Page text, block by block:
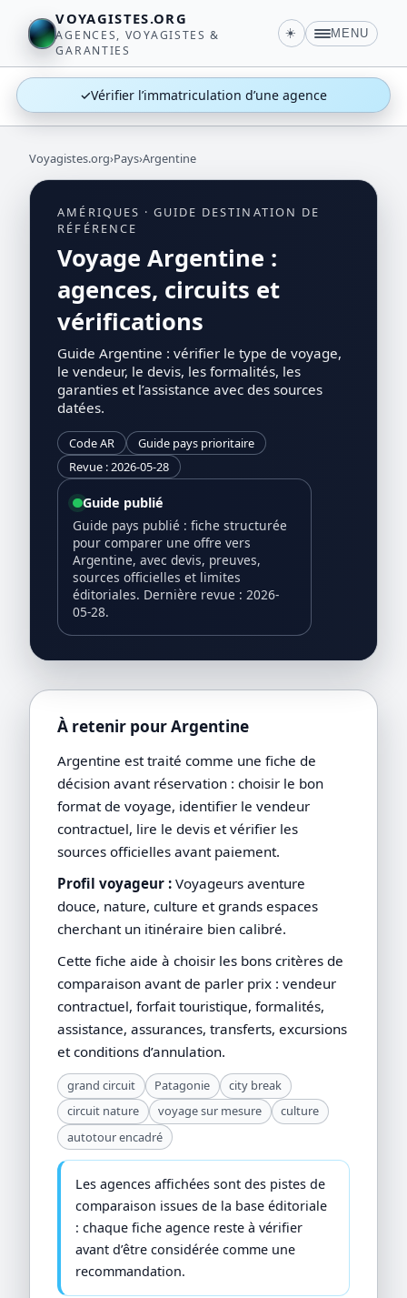
VOYAGISTES.ORG
AGENCES, VOYAGISTES &
GARANTIES
☀️ MENU
✓Vérifier l’immatriculation d’une agence
Voyagistes.org›Pays›Argentine
AMÉRIQUES · GUIDE DESTINATION DE
RÉFÉRENCE
Voyage Argentine :
agences, circuits et
vérifications
Guide Argentine : vérifier le type de voyage,
le vendeur, le devis, les formalités, les
garanties et l’assistance avec des sources
datées.
Code AR
Guide pays prioritaire
Revue : 2026-05-28
Guide publié
Guide pays publié : fiche structurée
pour comparer une offre vers
Argentine, avec devis, preuves,
sources officielles et limites
éditoriales. Dernière revue : 2026-
05-28.
À retenir pour Argentine
Argentine est traité comme une fiche de
décision avant réservation : choisir le bon
format de voyage, identifier le vendeur
contractuel, lire le devis et vérifier les
sources officielles avant paiement.
Profil voyageur : Voyageurs aventure
douce, nature, culture et grands espaces
cherchant un itinéraire bien calibré.
Cette fiche aide à choisir les bons critères de
comparaison avant de parler prix : vendeur
contractuel, forfait touristique, formalités,
assistance, assurances, transferts, excursions
et conditions d’annulation.
grand circuit Patagonie
city break
circuit nature
voyage sur mesure
culture
autotour encadré
Les agences affichées sont des pistes de
comparaison issues de la base éditoriale
: chaque fiche agence reste à vérifier
avant d’être considérée comme une
recommandation.